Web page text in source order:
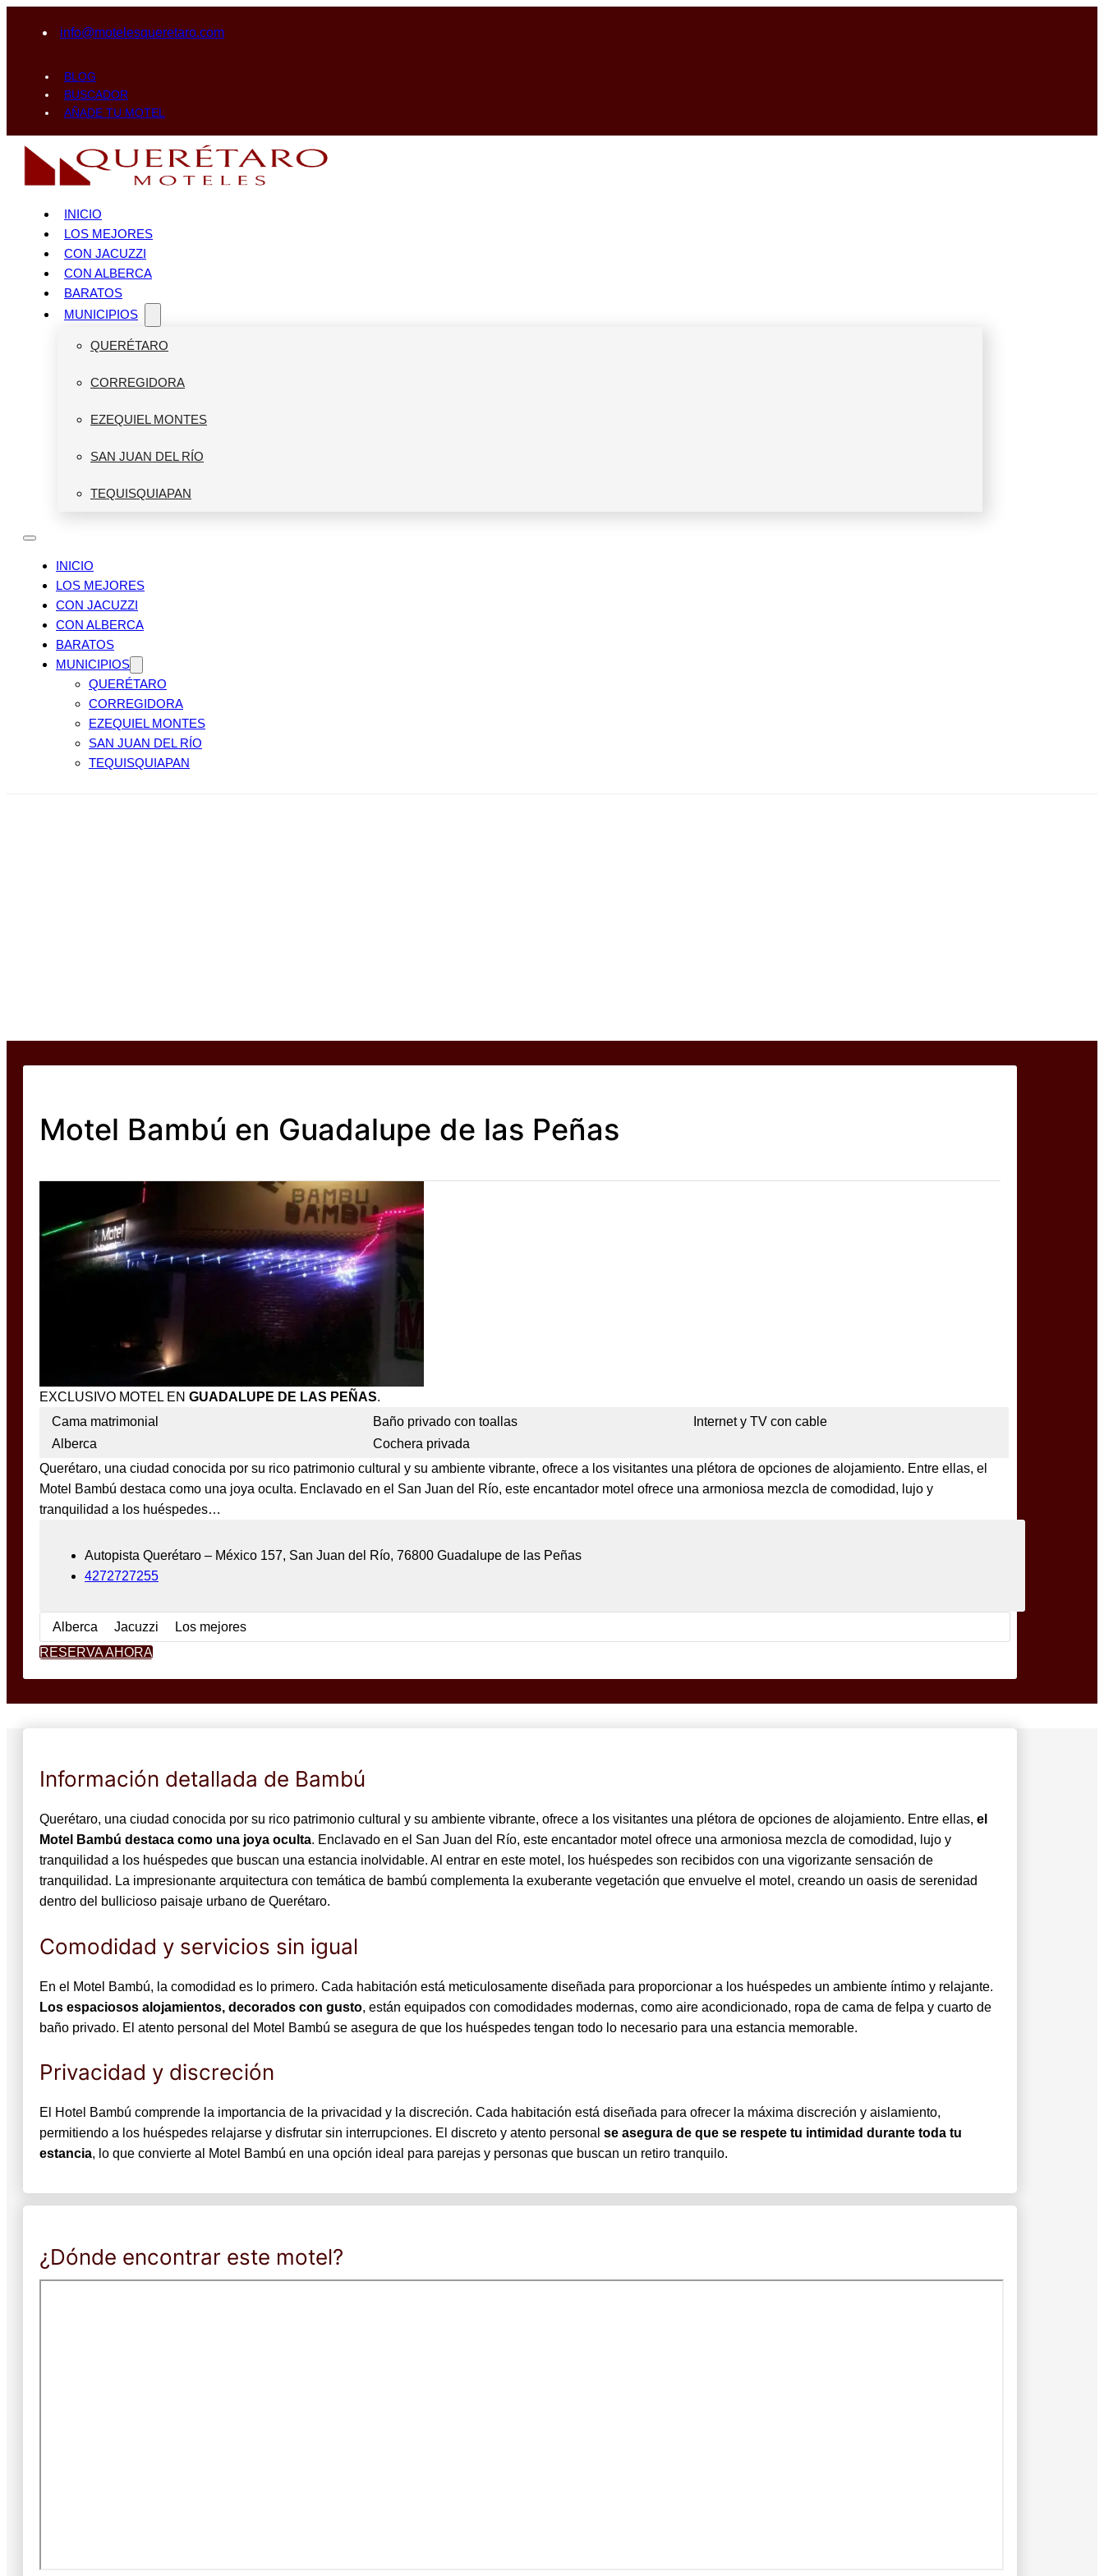
info@motelesqueretaro.com
BLOG
BUSCADOR
AÑADE TU MOTEL
INICIO
LOS MEJORES
CON JACUZZI
CON ALBERCA
BARATOS
MUNICIPIOS
QUERÉTARO
CORREGIDORA
EZEQUIEL MONTES
SAN JUAN DEL RÍO
TEQUISQUIAPAN
INICIO
LOS MEJORES
CON JACUZZI
CON ALBERCA
BARATOS
MUNICIPIOS
QUERÉTARO
CORREGIDORA
EZEQUIEL MONTES
SAN JUAN DEL RÍO
TEQUISQUIAPAN
Motel Bambú en Guadalupe de las Peñas
EXCLUSIVO MOTEL EN GUADALUPE DE LAS PEÑAS.
Cama matrimonial
Baño privado con toallas
Internet y TV con cable
Alberca
Cochera privada
Querétaro, una ciudad conocida por su rico patrimonio cultural y su ambiente vibrante, ofrece a los visitantes una plétora de opciones de alojamiento. Entre ellas, el
Motel Bambú destaca como una joya oculta. Enclavado en el San Juan del Río, este encantador motel ofrece una armoniosa mezcla de comodidad, lujo y
tranquilidad a los huéspedes…
Autopista Querétaro – México 157, San Juan del Río, 76800 Guadalupe de las Peñas
4272727255
Alberca Jacuzzi
Los mejores
RESERVA AHORA
Información detallada de Bambú
Querétaro, una ciudad conocida por su rico patrimonio cultural y su ambiente vibrante, ofrece a los visitantes una plétora de opciones de alojamiento. Entre ellas, el
Motel Bambú destaca como una joya oculta. Enclavado en el San Juan del Río, este encantador motel ofrece una armoniosa mezcla de comodidad, lujo y
tranquilidad a los huéspedes que buscan una estancia inolvidable. Al entrar en este motel, los huéspedes son recibidos con una vigorizante sensación de
tranquilidad. La impresionante arquitectura con temática de bambú complementa la exuberante vegetación que envuelve el motel, creando un oasis de serenidad
dentro del bullicioso paisaje urbano de Querétaro.
Comodidad y servicios sin igual
En el Motel Bambú, la comodidad es lo primero. Cada habitación está meticulosamente diseñada para proporcionar a los huéspedes un ambiente íntimo y relajante.
Los espaciosos alojamientos, decorados con gusto, están equipados con comodidades modernas, como aire acondicionado, ropa de cama de felpa y cuarto de
baño privado. El atento personal del Motel Bambú se asegura de que los huéspedes tengan todo lo necesario para una estancia memorable.
Privacidad y discreción
El Hotel Bambú comprende la importancia de la privacidad y la discreción. Cada habitación está diseñada para ofrecer la máxima discreción y aislamiento,
permitiendo a los huéspedes relajarse y disfrutar sin interrupciones. El discreto y atento personal se asegura de que se respete tu intimidad durante toda tu
estancia, lo que convierte al Motel Bambú en una opción ideal para parejas y personas que buscan un retiro tranquilo.
¿Dónde encontrar este motel?